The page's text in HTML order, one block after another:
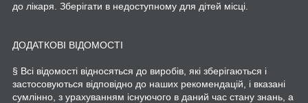
до лікаря. Зберігати в недоступному для дітей місці.
ДОДАТКОВІ ВІДОМОСТІ
§ Всі відомості відносяться до виробів, які зберігаються і
застосовуються відповідно до наших рекомендацій, і вказані
сумлінно, з урахуванням існуючого в даний час стану знань, а